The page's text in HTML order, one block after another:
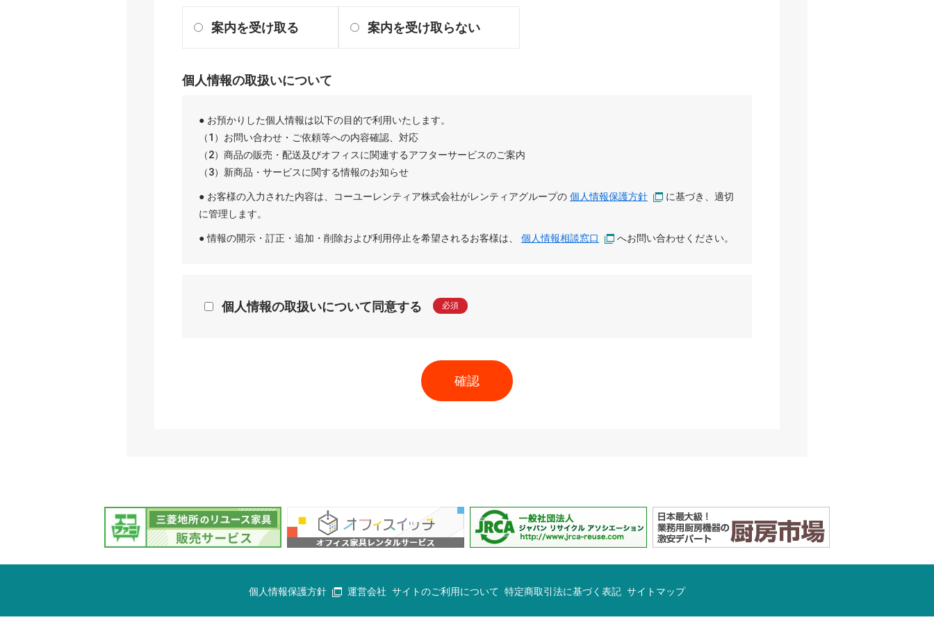
案内を受け取る 案内を受け取らない
個人情報の取扱いについて
● お預かりした個人情報は以下の目的で利用いたします。
（1）お問い合わせ・ご依頼等への内容確認、対応
（2）商品の販売・配送及びオフィスに関連するアフターサービスのご案内
（3）新商品・サービスに関する情報のお知らせ
● お客様の入力された内容は、 コーユーレンティア株式会社がレンティアグループの 個人情報保護方針
に基づき、適切
に管理します。
● 情報の開示・訂正・追加・削除および利用停止を希望されるお客様は、 個人情報相談窓口 へお問い合わせください。
個人情報の取扱いについて同意する 必須
個人情報保護方針 運営会社 サイトのご利用について 特定商取引法に基づく表記 サイトマップ